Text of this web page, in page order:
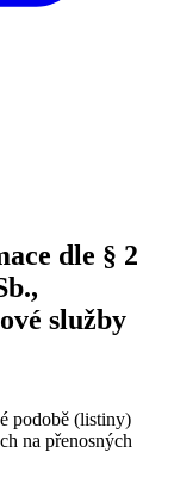
dle § 2
služby
podobě (listiny)
na přenosných